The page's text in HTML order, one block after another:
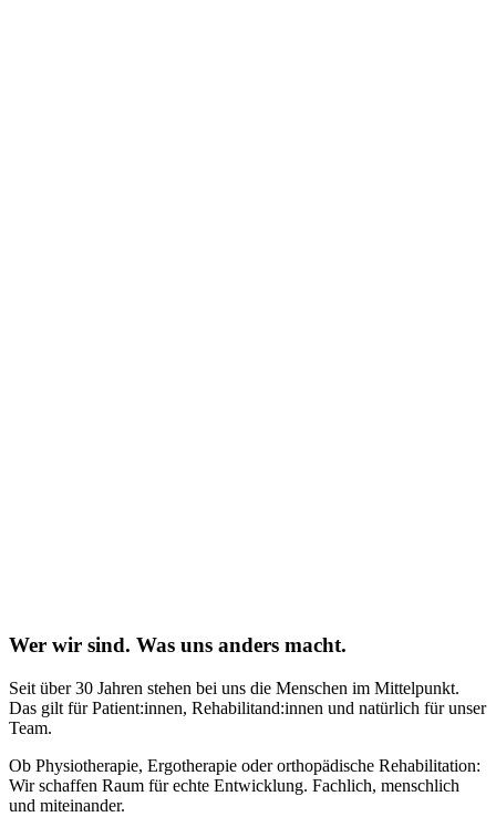
Wer wir sind. Was uns anders macht.
Seit über 30 Jahren stehen bei uns die Menschen im Mittelpunkt.
Das gilt für Patient:innen, Rehabilitand:innen und natürlich für unser
Team.
Ob Physiotherapie, Ergotherapie oder orthopädische Rehabilitation:
Wir schaffen Raum für echte Entwicklung. Fachlich, menschlich
und miteinander.